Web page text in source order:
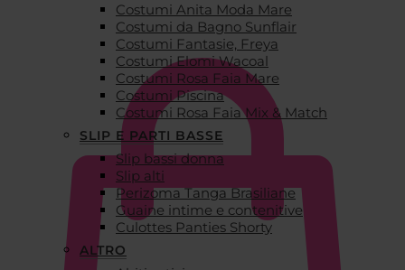
Costumi Anita Moda Mare
Costumi da Bagno Sunflair
Costumi Fantasie, Freya
Costumi Elomi Wacoal
Costumi Rosa Faia Mare
Costumi Piscina
Costumi Rosa Faia Mix & Match
SLIP E PARTI BASSE
Slip bassi donna
Slip alti
Perizoma Tanga Brasiliane
Guaine intime e contenitive
Culottes Panties Shorty
ALTRO